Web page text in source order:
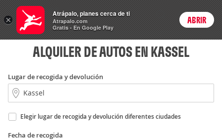
Rent
a Car Login
ALQUILER DE AUTOS EN KASSEL
Lugar de recogida y devolución
Elegir lugar de recogida y devolución diferentes ciudades
Fecha de recogida
×
Atrápalo, planes cerca de ti
Atrapalo.com
Gratis - En Google Play
ABRIR